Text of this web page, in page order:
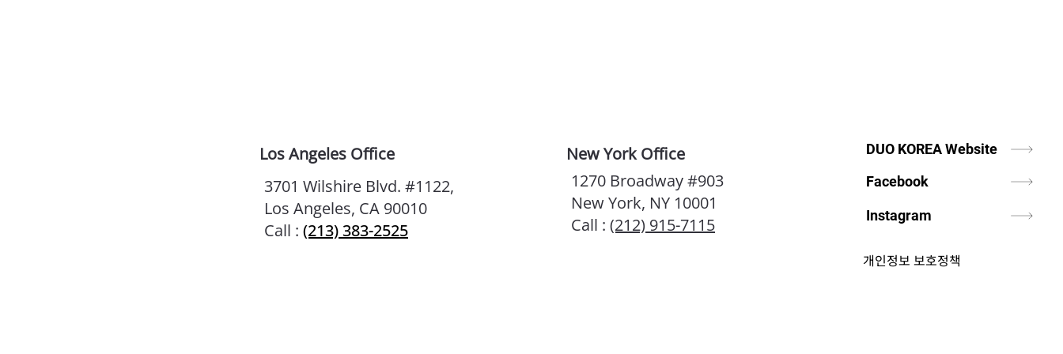
Instagram
Facebook
DUO KOREA Website
개인정보 보호정책
New York Office
Los Angeles Office
3701 Wilshire Blvd. #1122,
Los Angeles, CA 90010
Call : (213) 383-2525
1270 Broadway #903
New York, NY 10001
Call : (212) 915-7115